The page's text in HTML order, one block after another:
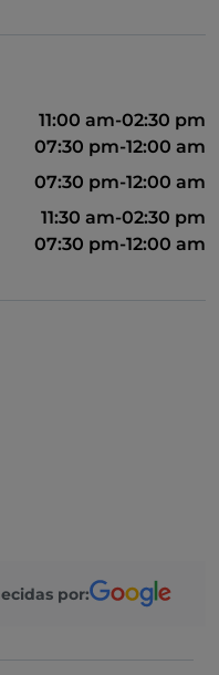
11:00 am-02:30 pm
07:30 pm-12:00 am
07:30 pm-12:00 am
11:30 am-02:30 pm
07:30 pm-12:00 am
por: